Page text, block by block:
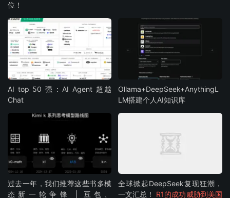
位！
AI top 50 强：AI Agent 超越
Chat
Ollama+DeepSeek+AnythingL
LM搭建个人AI知识库
过去一年，我们推荐这些书多模
态新一轮争锋 | 豆包、
全球掀起DeepSeek复现狂潮，
一文汇总！ R1的成功威胁到美国